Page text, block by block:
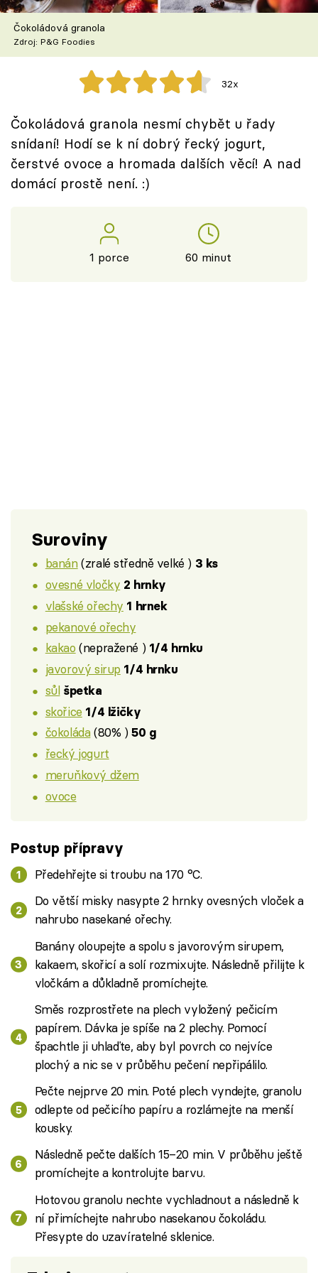
Škola vaření
Recepty z TV
Speciál: Cuketa
Těhotnej kuchař
Sledujte prima+
Čokoládová granola
Zdroj: P&G Foodies
32x
Čokoládová granola nesmí chybět u řady
snídaní! Hodí se k ní dobrý řecký jogurt,
čerstvé ovoce a hromada dalších věcí! A nad
domácí prostě není. :)
1 porce 60 minut
Suroviny
banán(zralé středně velké ) 3 ks
ovesné vločky 2 hrnky
vlašské ořechy 1 hrnek
pekanové ořechy
kakao (nepražené ) 1/4 hrnku
javorový sirup 1/4 hrnku
sůl špetka
skořice 1/4 lžičky
čokoláda(80% ) 50 g
řecký jogurt
meruňkový džem
ovoce
Postup přípravy
Předehřejte si troubu na 170 °C.
Do větší misky nasypte 2 hrnky ovesných vloček a
nahrubo nasekané ořechy.
Banány oloupejte a spolu s javorovým sirupem,
kakaem, skořicí a solí rozmixujte. Následně přilijte k
vločkám a důkladně promíchejte.
Směs rozprostřete na plech vyložený pečicím
papírem. Dávka je spíše na 2 plechy. Pomocí
špachtle ji uhlaďte, aby byl povrch co nejvíce
plochý a nic se v průběhu pečení nepřipálilo.
Pečte nejprve 20 min. Poté plech vyndejte, granolu
odlepte od pečicího papíru a rozlámejte na menší
kousky.
Následně pečte dalších 15–20 min. V průběhu ještě
promíchejte a kontrolujte barvu.
Hotovou granolu nechte vychladnout a následně k
ní přimíchejte nahrubo nasekanou čokoládu.
Přesypte do uzavíratelné sklenice.